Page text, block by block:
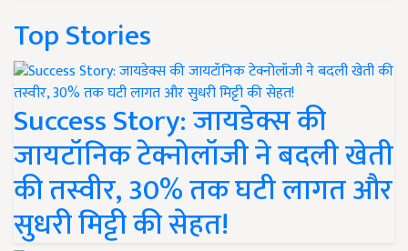
Top Stories
Success Story: जायडेक्स की
जायटॉनिक टेक्नोलॉजी ने बदली खेती
की तस्वीर, 30% तक घटी लागत और
सुधरी मिट्टी की सेहत!